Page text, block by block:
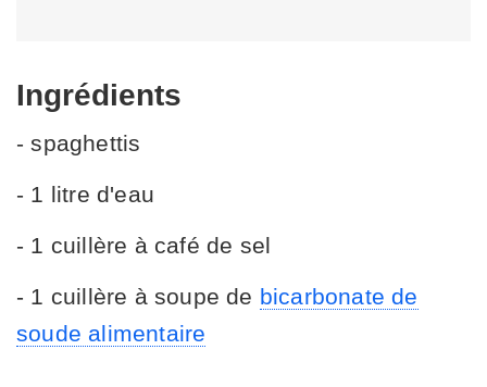
Ingrédients
- spaghettis
- 1 litre d'eau
- 1 cuillère à café de sel
- 1 cuillère à soupe de bicarbonate de
soude alimentaire